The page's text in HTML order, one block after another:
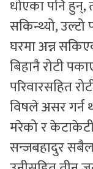
धोएका पनि
सकिन्थ्यो, उल्टो
घरमा अन्न
बिहानै रोटी
परिवारसहित
विषले असर गर्न
मरेको र
सन्जबहादुर